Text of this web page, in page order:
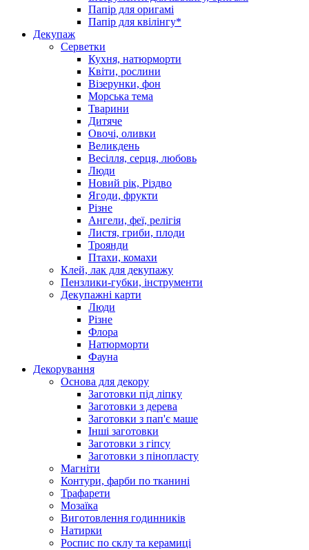
Папір для оригамі
Папір для квілінгу*
Декупаж
Серветки
Кухня, натюрморти
Квіти, рослини
Візерунки, фон
Морська тема
Тварини
Дитяче
Овочі, оливки
Великдень
Весілля, серця, любовь
Люди
Новий рік, Різдво
Ягоди, фрукти
Різне
Ангели, феї, релігія
Листя, гриби, плоди
Троянди
Птахи, комахи
Клей, лак для декупажу
Пензлики-губки, інструменти
Декупажні карти
Люди
Різне
Флора
Натюрморти
Фауна
Декорування
Основа для декору
Заготовки під ліпку
Заготовки з дерева
Заготовки з пап'є маше
Інші заготовки
Заготовки з гіпсу
Заготовки з пінопласту
Магніти
Контури, фарби по тканині
Трафарети
Мозаїка
Виготовлення годинників
Натирки
Роспис по склу та керамиці